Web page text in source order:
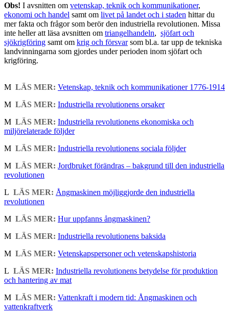
Obs! I avsnitten om vetenskap, teknik och kommunikationer,
ekonomi och handel samt om livet på landet och i staden hittar du
mer fakta och frågor som berör den industriella revolutionen. Missa
inte heller att läsa avsnitten om triangelhandeln, sjöfart och
sjökrigföring samt om krig och försvarsom bl.a. tar upp de tekniska
landvinningarna som gjordes under perioden inom sjöfart och
krigföring.
M LÄS MER: Vetenskap, teknik och kommunikationer 1776-1914
M LÄS MER: Industriella revolutionens orsaker
M LÄS MER: Industriella revolutionens ekonomiska och
miljörelaterade följder
M LÄS MER: Industriella revolutionens sociala följder
M LÄS MER: Jordbruket förändras – bakgrund till den industriella
revolutionen
L LÄS MER: Ångmaskinen möjliggjorde den industriella
revolutionen
M LÄS MER: Hur uppfanns ångmaskinen?
M LÄS MER: Industriella revolutionens baksida
M LÄS MER: Vetenskapspersoner och vetenskapshistoria
L LÄS MER: Industriella revolutionens betydelse för produktion
och hantering av mat
M LÄS MER: Vattenkraft i modern tid: Ångmaskinen och
vattenkraftverk